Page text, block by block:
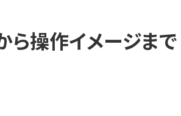
ら操作イメージまで